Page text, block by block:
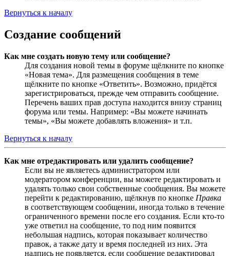
Вернуться к началу
Создание сообщений
Как мне создать новую тему или сообщение?
Для создания новой темы в форуме щёлкните по кнопке
«Новая тема». Для размещения сообщения в теме
щёлкните по кнопке «Ответить». Возможно, придётся
зарегистрироваться, прежде чем отправить сообщение.
Перечень ваших прав доступа находится внизу страниц
форума или темы. Например: «Вы можете начинать
темы», «Вы можете добавлять вложения» и т.п.
Вернуться к началу
Как мне отредактировать или удалить сообщение?
Если вы не являетесь администратором или
модератором конференции, вы можете редактировать и
удалять только свои собственные сообщения. Вы можете
перейти к редактированию, щёлкнув по кнопке Правка
в соответствующем сообщении, иногда только в течение
ограниченного времени после его создания. Если кто-то
уже ответил на сообщение, то под ним появится
небольшая надпись, которая показывает количество
правок, а также дату и время последней из них. Эта
надпись не появляется, если сообщение редактировал